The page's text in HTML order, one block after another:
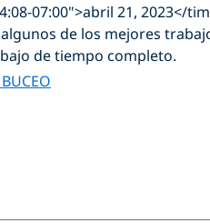
07:00">abril 21, 2023</
de los mejores
de tiempo completo.